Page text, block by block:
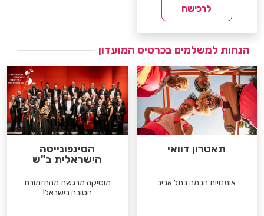
לרכישה
הנחות למשלמים בכרטיס המועדון
תאטרון דוואי
אומנויות הבמה בתל אביב
הסינפונייטה
הישראלית ב"ש
מוסיקה מרגשת מהתזמורת
הטובה בישראל!